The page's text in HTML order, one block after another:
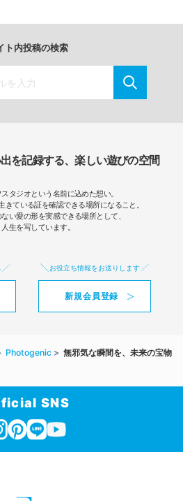
ト内投稿の検索
を記録する、楽しい遊びの空間
タジオという名前に込めた想い。
きている証を確認できる場所になること。
い愛の形を実感できる場所として、
人生を写しています。
お役立ち情報をお送りします
新規会員登録
Photogenic
無邪気な瞬間を、未来の宝物
SNS